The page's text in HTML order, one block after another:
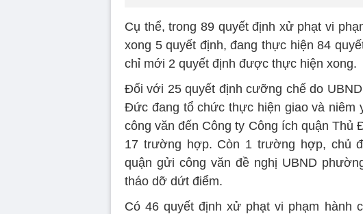
Cụ thể, trong 89 quyết định xử phạt vi
xong 5 quyết định, đang thực hiện 84
chỉ mới 2 quyết định được thực hiện xong.
Đối với 25 quyết định cưỡng chế do
Đức đang tổ chức thực hiện giao và niêm
công văn đến Công ty Công ích quận
17 trường hợp. Còn 1 trường hợp, chủ
quận gửi công văn đề nghị UBND
tháo dỡ dứt điểm.
Có 46 quyết định xử phạt vi phạm hành